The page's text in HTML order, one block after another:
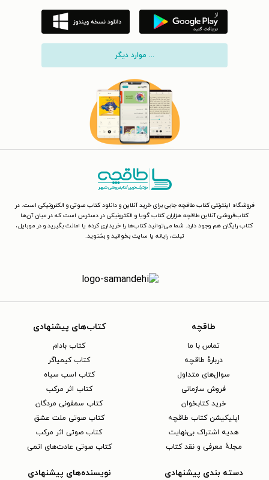
... موارد دیگر
فروشگاه اینترنتی کتاب طاقچه جایی برای خرید آنلاین و دانلود کتاب صوتی و الکترونیکی است. در
کتاب‌فروشی آنلاین طاقچه هزاران کتاب گویا و الکترونیکی در دسترس است که در میان آن‌ها
کتاب رایگان هم وجود دارد. شما می‌توانید کتاب‌ها را خریداری کرده یا امانت بگیرید و در موبایل،
تبلت، رایانه یا سایت بخوانید و بشنوید.
طاقچه
تماس با ما
دربارهٔ طاقچه
سوال‌های متداول
فروش سازمانی
خرید کتابخوان
اپلیکیشن کتاب طاقچه
هدیه اشتراک بی‌نهایت
مجلهٔ معرفی و نقد کتاب
کتاب‌های پیشنهادی
کتاب بادام
کتاب کیمیاگر
کتاب اسب سیاه
کتاب اثر مرکب
کتاب سمفونی مردگان
کتاب صوتی ملت عشق
کتاب صوتی اثر مرکب
کتاب صوتی عادت‌های اتمی
دسته بندی پیشنهادی نویسنده‌های پیشنهادی